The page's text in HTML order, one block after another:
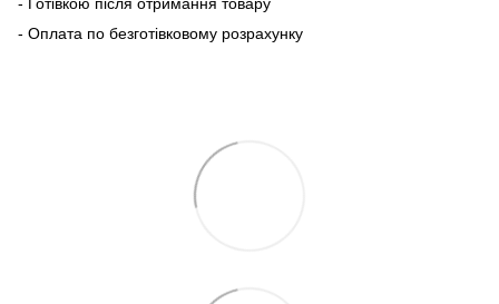
- Оплата по безготівковому розрахунку